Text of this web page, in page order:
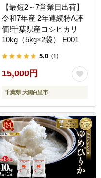
【最短2～7営業日出荷】
令和7年産 2年連続特A評
価!千葉県産コシヒカリ
10kg（5kg×2袋） E001
5.0 （1）
15,000円
千葉県 大網白里市